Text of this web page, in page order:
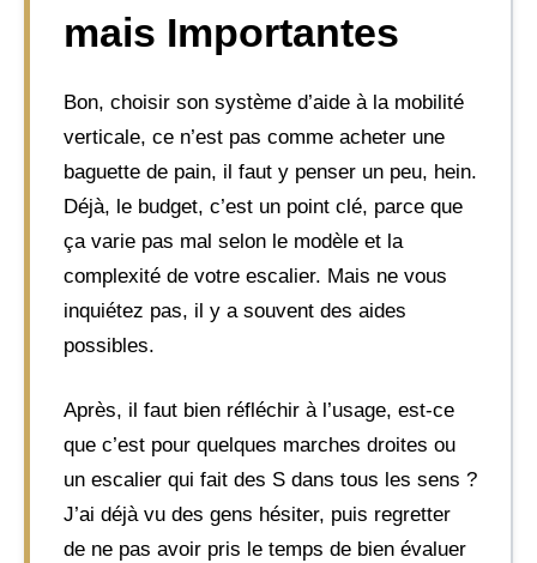
mais Importantes
Bon, choisir son système d’aide à la mobilité
verticale, ce n’est pas comme acheter une
baguette de pain, il faut y penser un peu, hein.
Déjà, le budget, c’est un point clé, parce que
ça varie pas mal selon le modèle et la
complexité de votre escalier. Mais ne vous
inquiétez pas, il y a souvent des aides
possibles.
Après, il faut bien réfléchir à l’usage, est-ce
que c’est pour quelques marches droites ou
un escalier qui fait des S dans tous les sens ?
J’ai déjà vu des gens hésiter, puis regretter
de ne pas avoir pris le temps de bien évaluer